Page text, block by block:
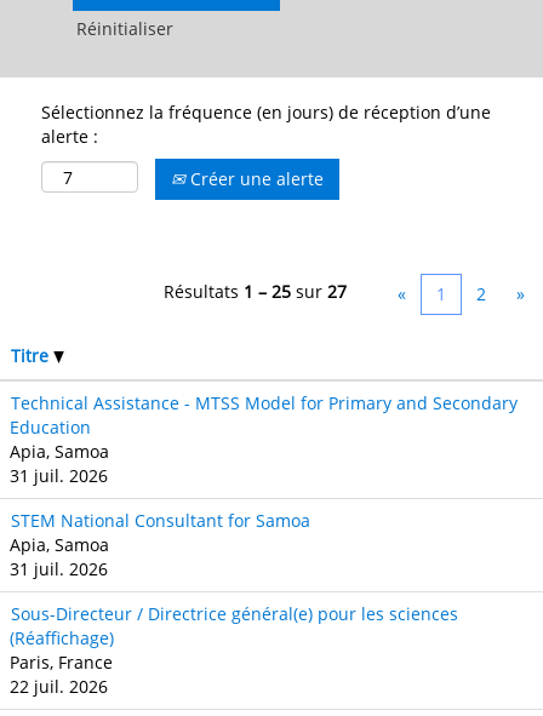
Réinitialiser
Sélectionnez la fréquence (en jours) de réception d’une
alerte :
Créer une alerte
Résultats 1 – 25 sur 27 « 1 2 »
Titre
Technical Assistance - MTSS Model for Primary and Secondary
Education
Apia, Samoa
31 juil. 2026
STEM National Consultant for Samoa
Apia, Samoa
31 juil. 2026
Sous-Directeur / Directrice général(e) pour les sciences
(Réaffichage)
Paris, France
22 juil. 2026